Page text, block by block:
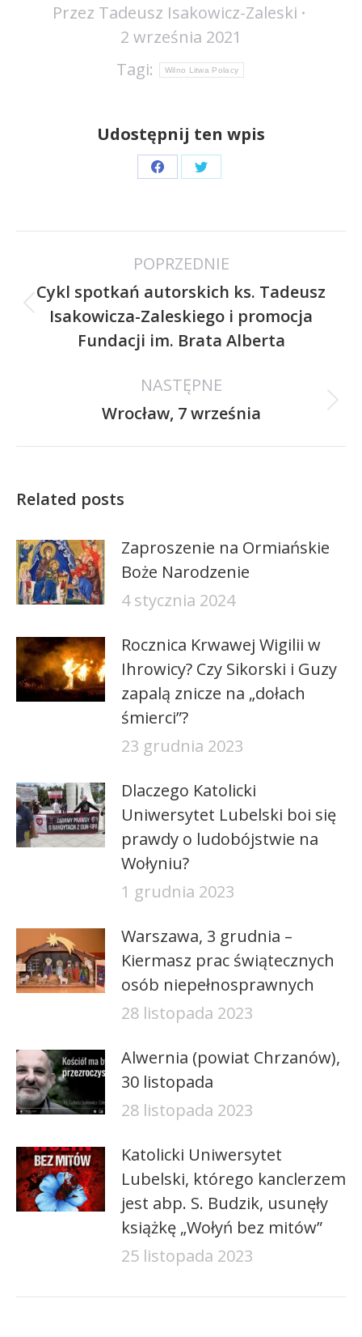
Przez Tadeusz Isakowicz-Zaleski
2 września 2021
Tagi:
Wilno Litwa Polacy
Udostępnij ten wpis
Share
Facebook
Share
Twitter
POPRZEDNIE
Poprzedni
wpis:
Cykl spotkań autorskich ks. Tadeusz
Isakowicza-Zaleskiego i promocja
Fundacji im. Brata Alberta
NASTĘPNE
Następny
Wrocław, 7 września
Related posts
Zaproszenie na Ormiańskie
Boże Narodzenie
4 stycznia 2024
Rocznica Krwawej Wigilii w
Ihrowicy? Czy Sikorski i Guzy
zapalą znicze na „dołach
śmierci”?
23 grudnia 2023
Dlaczego Katolicki
Uniwersytet Lubelski boi się
prawdy o ludobójstwie na
Wołyniu?
1 grudnia 2023
Warszawa, 3 grudnia –
Kiermasz prac świątecznych
osób niepełnosprawnych
28 listopada 2023
Alwernia (powiat Chrzanów),
30 listopada
28 listopada 2023
Katolicki Uniwersytet
Lubelski, którego kanclerzem
jest abp. S. Budzik, usunęły
książkę „Wołyń bez mitów”
25 listopada 2023